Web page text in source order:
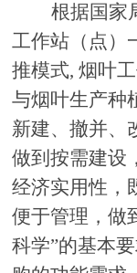
根据国家
工作站（点）
推模式, 烟叶
与烟叶生产种
新建、撤并、
做到按需建设
经济实用性，
便于管理，做
科学”的基本